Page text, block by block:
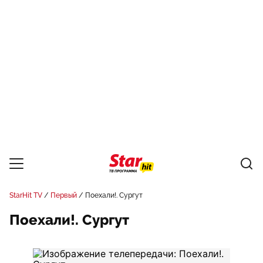
StarHit TV Первый Поехали!. Сургут
Поехали!. Сургут